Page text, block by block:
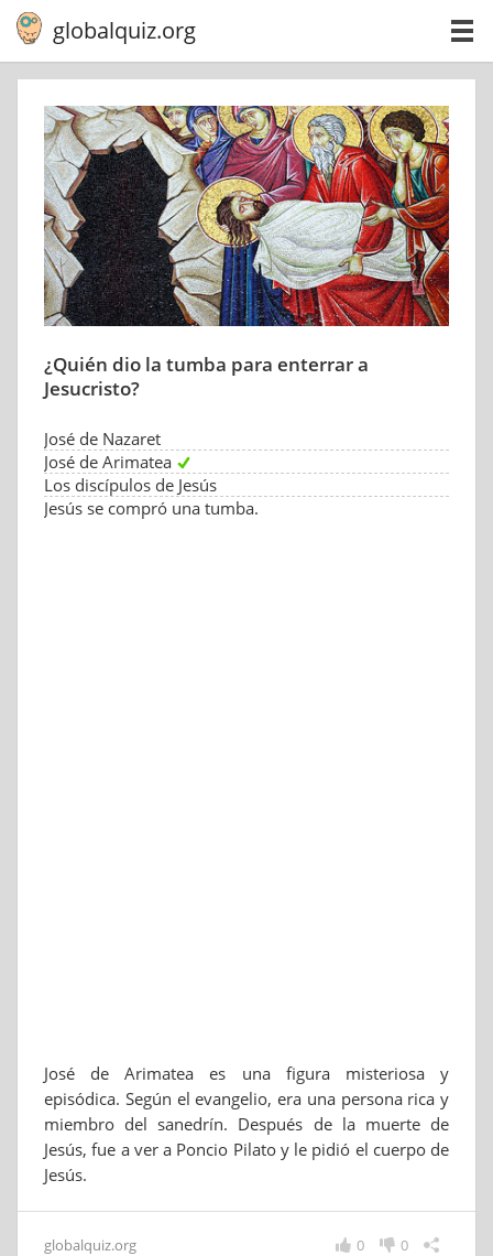
globalquiz.org
¿Quién dio la tumba para enterrar a
Jesucristo?
José de Nazaret
José de Arimatea
Los discípulos de Jesús
Jesús se compró una tumba.
José de Arimatea es una figura misteriosa y
episódica. Según el evangelio, era una persona rica y
miembro del sanedrín. Después de la muerte de
Jesús, fue a ver a Poncio Pilato y le pidió el cuerpo de
Jesús.
globalquiz.org 0
0